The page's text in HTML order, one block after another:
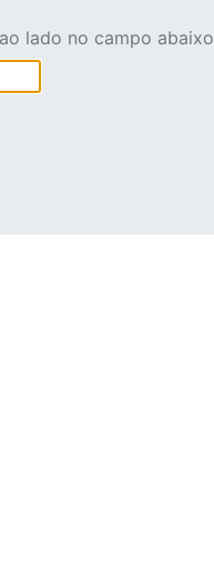
lado no campo abaixo